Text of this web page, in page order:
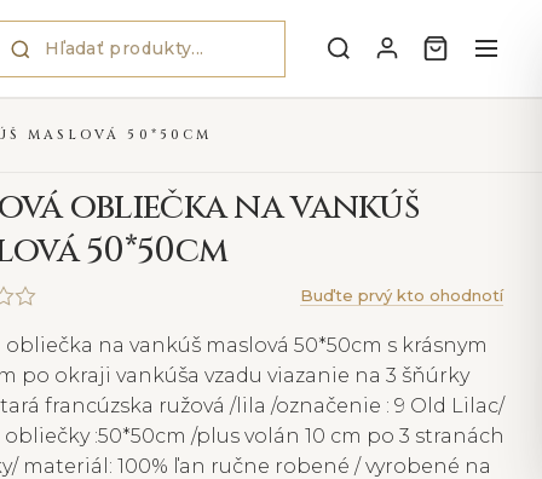
MASLOVÁ 50*50CM
obliečka na vankúš
50*50cm
Buďte prvý kto ohodnotí
obliečka na vankúš maslová 50*50cm s krásnym
po okraji vankúša vzadu viazanie na 3 šňúrky
francúzska ružová /lila /označenie : 9 Old Lilac/
:50*50cm /plus volán 10 cm po 3 stranách
materiál: 100% ľan ručne robené / vyrobené na